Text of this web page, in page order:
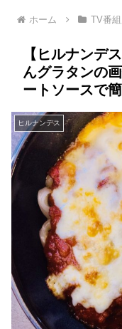
ホーム TV番組
【ヒルナンデ
んグラタンの
ートソースで
ヒルナンデス